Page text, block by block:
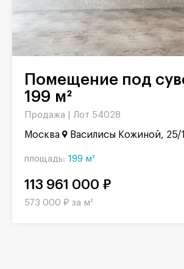
Помещение под сувениры,
199 м²
Продажа | Лот 54028
Москва Василисы Кожиной, 25/1
площадь: 199 м²
113 961 000 ₽
573 000 ₽ за м²